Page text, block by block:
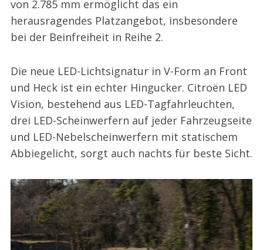
von 2.785 mm ermöglicht das ein
herausragendes Platzangebot, insbesondere
bei der Beinfreiheit in Reihe 2.
Die neue LED-Lichtsignatur in V-Form an Front
und Heck ist ein echter Hingucker. Citroën LED
Vision, bestehend aus LED-Tagfahrleuchten,
drei LED-Scheinwerfern auf jeder Fahrzeugseite
und LED-Nebelscheinwerfern mit statischem
Abbiegelicht, sorgt auch nachts für beste Sicht.